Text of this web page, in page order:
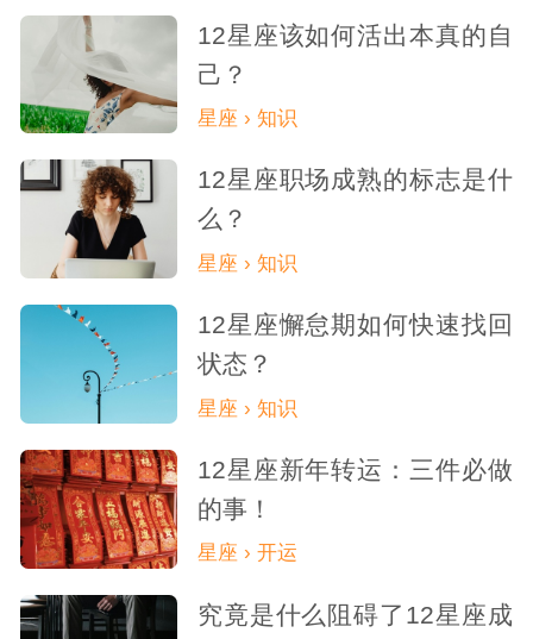
12星座该如何活出本真的自
己？
星座 › 知识
12星座职场成熟的标志是什
么？
星座 › 知识
12星座懈怠期如何快速找回
状态？
星座 › 知识
12星座新年转运：三件必做
的事！
星座 › 开运
究竟是什么阻碍了12星座成